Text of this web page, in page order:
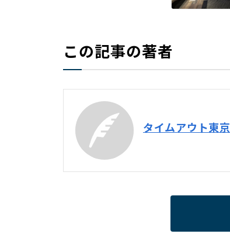
この記事の著者
タイムアウト東京